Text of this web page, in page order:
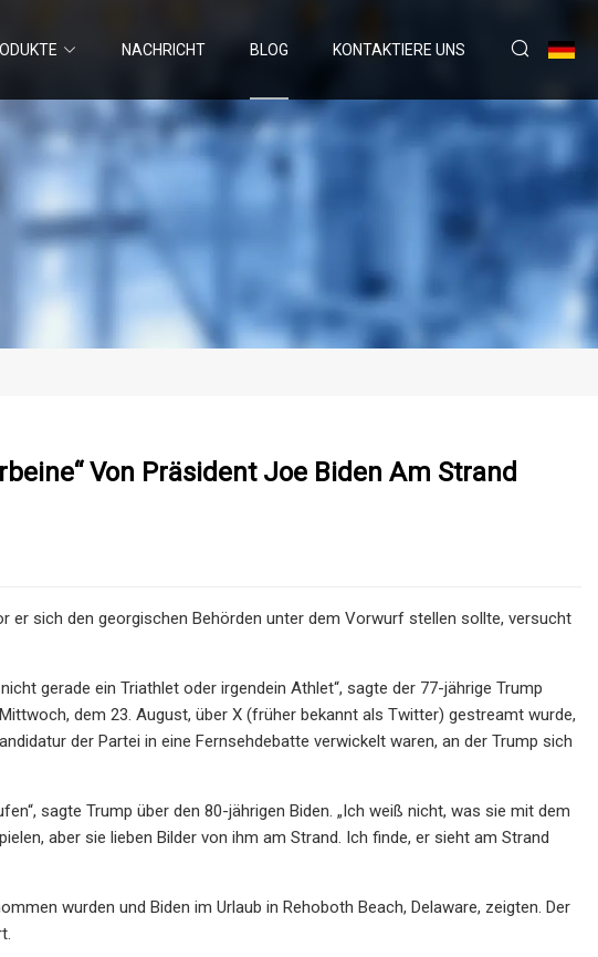
NACHRICHT BLOG KONTAKTIERE UNS
Von Präsident Joe Biden Am Strand
er sich den georgischen Behörden unter dem Vorwurf stellen sollte, versucht
gerade ein Triathlet oder irgendein Athlet“, sagte der 77-jährige Trump
dem 23. August, über X (früher bekannt als Twitter) gestreamt wurde,
der Partei in eine Fernsehdebatte verwickelt waren, an der Trump sich
sagte Trump über den 80-jährigen Biden. „Ich weiß nicht, was sie mit dem
aber sie lieben Bilder von ihm am Strand. Ich finde, er sieht am Strand
wurden und Biden im Urlaub in Rehoboth Beach, Delaware, zeigten. Der